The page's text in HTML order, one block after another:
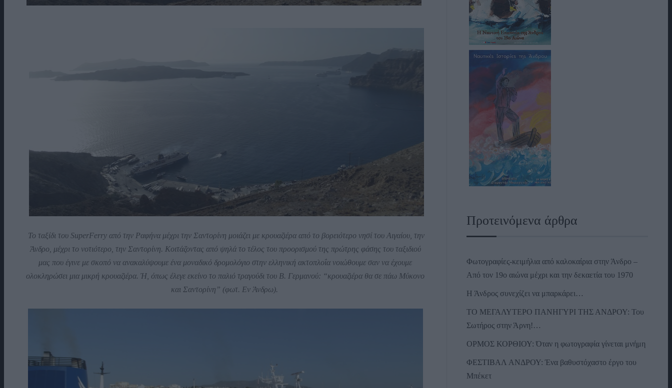
Το ταξίδι του SuperFerry από την Ραφήνα μέχρι την Σαντορίνη μοιάζει με κρουαζιέρα από το βορειότερο νησί του Αιγαίου, την
Άνδρο, μέχρι το νοτιότερο, την Σαντορίνη. Κοιτάζοντας από ψηλά το τέλος του προορισμού της πρώτρης φάσης του ταξιδιού
μας που έγινε με σκοπό να ανακαλύψουμε ένα μοναδικό δρομολόγιο στην ελληνική ακτοπλοΐα νοιώθουμε σαν να έχουμε
ολοκληρώσει μια μικρή κρουαζιέρα. Ή, όπως έλεγε εκείνο το παλιό τραγούδι του Β. Γερμανού: “κρουαζιέρα θα σε πάω Μύκονο
και Σαντορίνη” (φωτ. Εν Άνδρω).
Προτεινόμενα άρθρα
Φωτογραφίες-κειμήλια από καλοκαίρια στην Άνδρο –
Από τον 19ο αιώνα μέχρι και την δεκαετία του 1970
Η Άνδρος συνεχίζει να μπαρκάρει…
ΤΟ ΜΕΓΑΛΥΤΕΡΟ ΠΑΝΗΓΥΡΙ ΤΗΣ ΑΝΔΡΟΥ: Του
Σωτήρος στην Άρνη!…
ΟΡΜΟΣ ΚΟΡΘΙΟΥ: Όταν η φωτογραφία γίνεται μνήμη
ΦΕΣΤΙΒΑΛ ΑΝΔΡΟΥ: Ένα βαθυστόχαστο έργο του
Μπέκετ